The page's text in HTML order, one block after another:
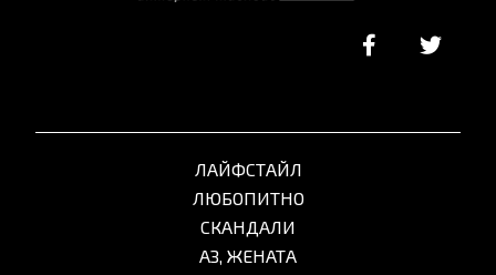
ЛАЙФСТАЙЛ
ЛЮБОПИТНО
СКАНДАЛИ
АЗ, ЖЕНАТА